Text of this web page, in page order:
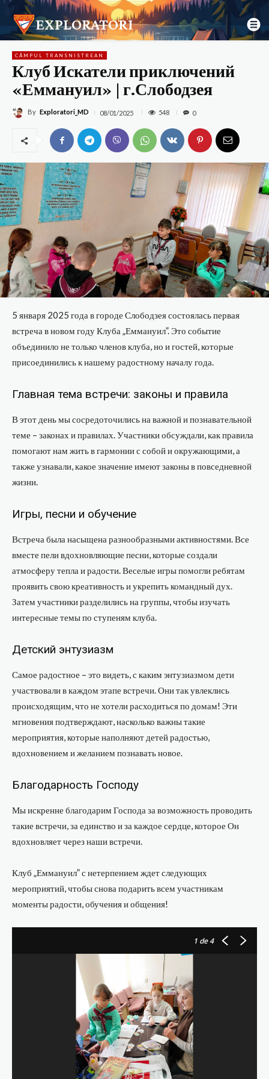
EXPLORATORI
CÂMPUL TRANSNISTREAN
Клуб Искатели приключений
«Еммануил» | г.Слободзея
By Exploratori_MD 08/01/2025 548 0
5 января 2025 года в городе Слободзея состоялась первая
встреча в новом году Клуба „Еммануил”. Это событие
объединило не только членов клуба, но и гостей, которые
присоединились к нашему радостному началу года.
Главная тема встречи: законы и правила
В этот день мы сосредоточились на важной и познавательной
теме – законах и правилах. Участники обсуждали, как правила
помогают нам жить в гармонии с собой и окружающими, а
также узнавали, какое значение имеют законы в повседневной
жизни.
Игры, песни и обучение
Встреча была насыщена разнообразными активностями. Все
вместе пели вдохновляющие песни, которые создали
атмосферу тепла и радости. Веселые игры помогли ребятам
проявить свою креативность и укрепить командный дух.
Затем участники разделились на группы, чтобы изучать
интересные темы по ступеням клуба.
Детский энтузиазм
Самое радостное – это видеть, с каким энтузиазмом дети
участвовали в каждом этапе встречи. Они так увлеклись
происходящим, что не хотели расходиться по домам! Эти
мгновения подтверждают, насколько важны такие
мероприятия, которые наполняют детей радостью,
вдохновением и желанием познавать новое.
Благодарность Господу
Мы искренне благодарим Господа за возможность проводить
такие встречи, за единство и за каждое сердце, которое Он
вдохновляет через наши встречи.
Клуб „Еммануил” с нетерпением ждет следующих
мероприятий, чтобы снова подарить всем участникам
моменты радости, обучения и общения!
1 de 4